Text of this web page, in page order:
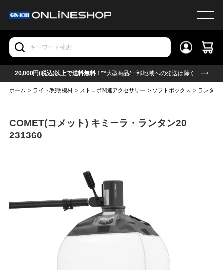
20,000円(税込)以上で送料無料！**大型商品/一部地域への発送は除く
ホーム > ライト/照明機材 > ストロボ関連アクセサリー > ソフトボックス > ランタン
COMET(コメット) キミーラ・ランタン20
231360